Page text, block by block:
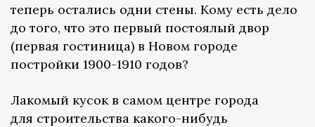
теперь остались одни стены. Кому есть дело
до того, что это первый постоялый двор
(первая гостиница) в Новом городе
постройки 1900-1910 годов?
Лакомый кусок в самом центре города
для строительства какого-нибудь